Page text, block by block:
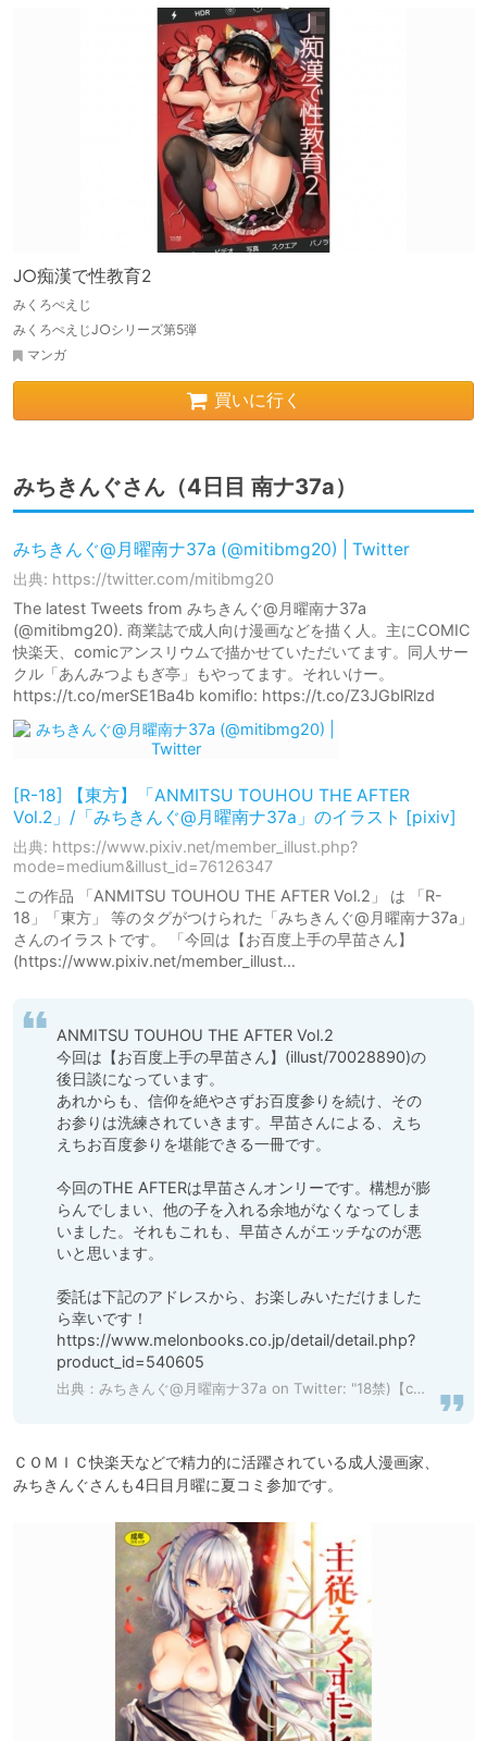
J○痴漢で性教育2
みくろぺえじ
みくろぺえじJ○シリーズ第5弾
マンガ
買いに行く
みちきんぐさん（4日目 南ナ37a）
みちきんぐ@月曜南ナ37a (@mitibmg20) | Twitter
出典: https://twitter.com/mitibmg20
The latest Tweets from みちきんぐ@月曜南ナ37a
(@mitibmg20). 商業誌で成人向け漫画などを描く人。主にCOMIC
快楽天、comicアンスリウムで描かせていただいてます。同人サー
クル「あんみつよもぎ亭」もやってます。それいけー。
https://t.co/merSE1Ba4b komiflo: https://t.co/Z3JGblRlzd
[R-18] 【東方】「ANMITSU TOUHOU THE AFTER
Vol.2」/「みちきんぐ@月曜南ナ37a」のイラスト [pixiv]
出典: https://www.pixiv.net/member_illust.php?
mode=medium&illust_id=76126347
この作品 「ANMITSU TOUHOU THE AFTER Vol.2」 は 「R-
18」「東方」 等のタグがつけられた「みちきんぐ@月曜南ナ37a」
さんのイラストです。 「今回は【お百度上手の早苗さん】
(https://www.pixiv.net/member_illust…
ANMITSU TOUHOU THE AFTER Vol.2
今回は【お百度上手の早苗さん】(illust/70028890)の
後日談になっています。
あれからも、信仰を絶やさずお百度参りを続け、その
お参りは洗練されていきます。早苗さんによる、えち
えちお百度参りを堪能できる一冊です。
今回のTHE AFTERは早苗さんオンリーです。構想が膨
らんでしまい、他の子を入れる余地がなくなってしま
いました。それもこれも、早苗さんがエッチなのが悪
いと思います。
委託は下記のアドレスから、お楽しみいただけました
ら幸いです！
https://www.melonbooks.co.jp/detail/detail.php?
product_id=540605
出典： みちきんぐ@月曜南ナ37a on Twitter: "18禁)【c96】『ANMITSU TOUHOU THE AFTER Vol.2』ご予約受付中です！前回の後日談。えちえちお百度参りをまた堪能できる一冊となります。早苗さんの〇内を百回往復して心願成就を目指そう！ ﾒﾛﾝ：https://t.co/H3uZrDt1f0 pixiv：https://t.co/H2Te9fL6hO… https://t.co/FGtPpp2XNt"
ＣＯＭＩＣ快楽天などで精力的に活躍されている成人漫画家、
みちきんぐさんも4日目月曜に夏コミ参加です。